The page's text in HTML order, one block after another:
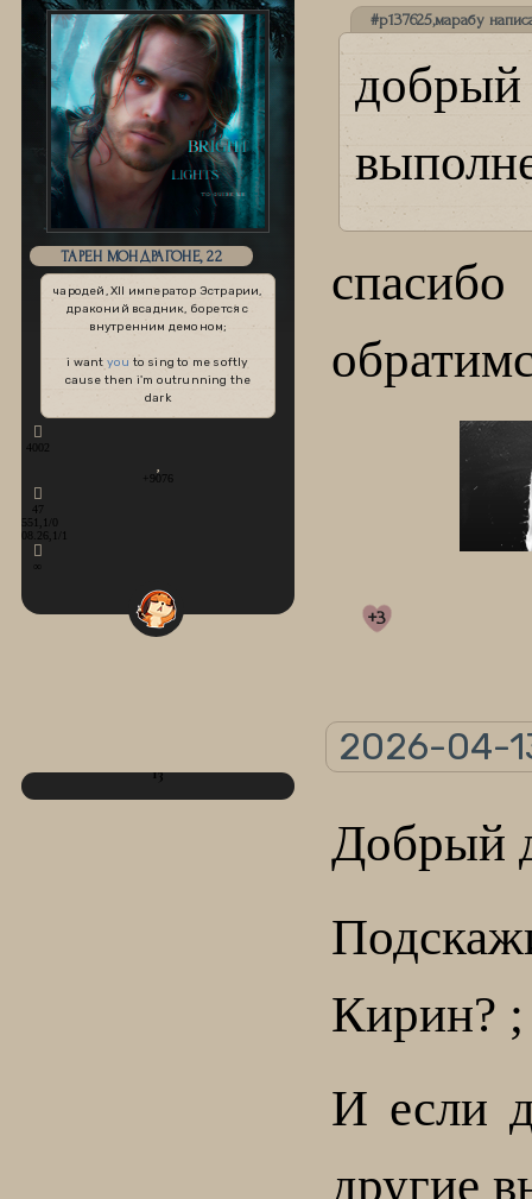
ТАРЕН МОНДРАГОНЕ, 22
чародей, XII император Эстрарии,
драконий всадник, борется с
внутренним демоном;
i want you to sing to me softly
cause then i'm outrunning the
dark
4002
+9076
47
551,1/0
08.26,1/1
∞
#p137625,марабу
+3
2026-04-
13
Добрый
Кирин?
И если
другие